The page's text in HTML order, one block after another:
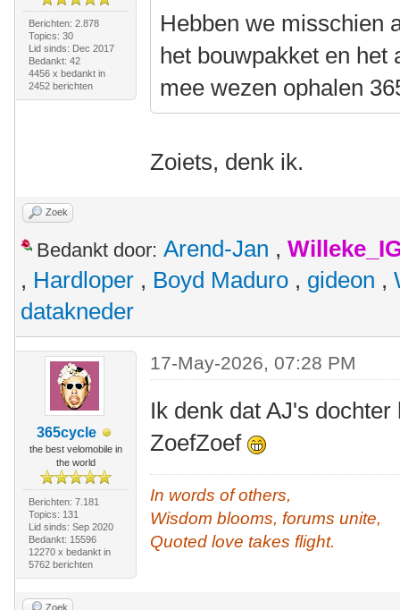
Berichten: 2.878
Topics: 30
Lid sinds: Dec 2017
Bedankt: 42
4456 x bedankt in
2452 berichten
Hebben we misschien
het bouwpakket en het
mee wezen ophalen
Zoiets, denk ik.
Zoek
Bedankt door: Arend-Jan ,
, Hardloper , Boyd Maduro , gideon ,
datakneder
365cycle
the best velomobile in
the world
Berichten: 7.181
Topics: 131
Lid sinds: Sep 2020
Bedankt: 15596
12270 x bedankt in
5762 berichten
17-May-2026, 07:28 PM
Ik denk dat AJ's
ZoefZoef
In words of others,
Wisdom blooms, forums unite,
Quoted love takes flight.
Zoek